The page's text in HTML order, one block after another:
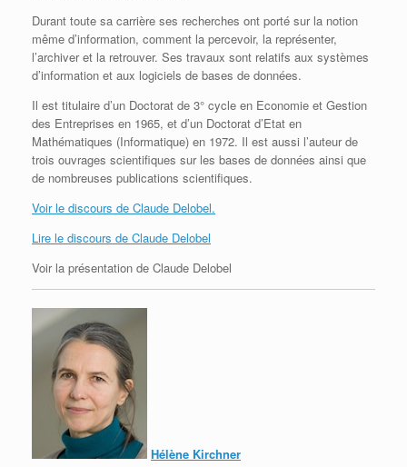
Durant toute sa carrière ses recherches ont porté sur la notion
même d’information, comment la percevoir, la représenter,
l’archiver et la retrouver. Ses travaux sont relatifs aux systèmes
d’information et aux logiciels de bases de données.
Il est titulaire d’un Doctorat de 3° cycle en Economie et Gestion
des Entreprises en 1965, et d’un Doctorat d’Etat en
Mathématiques (Informatique) en 1972. Il est aussi l’auteur de
trois ouvrages scientifiques sur les bases de données ainsi que
de nombreuses publications scientifiques.
Voir le discours de Claude Delobel.
Lire le discours de Claude Delobel
Voir la présentation de Claude Delobel
Hélène Kirchner